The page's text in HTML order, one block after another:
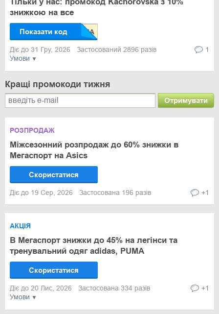
Умови
знижкою на все
Показати код
Діє до 31 Гру, 2026 Застосований 2896 разів 1
Кращі промокоди тижня
Отримувати
РОЗПРОДАЖ
Міжсезонний розпродаж до 60% знижки в
Мегаспорт на Asics
Скористатися
Діє до 19 Сер, 2026 Застосована 196 разів +1
Умови
АКЦІЯ
В Мегаспорт знижки до 45% на легінси та
тренувальний одяг adidas, PUMA
Скористатися
Діє до 20 Лис, 2026 Застосована 334 разів +1